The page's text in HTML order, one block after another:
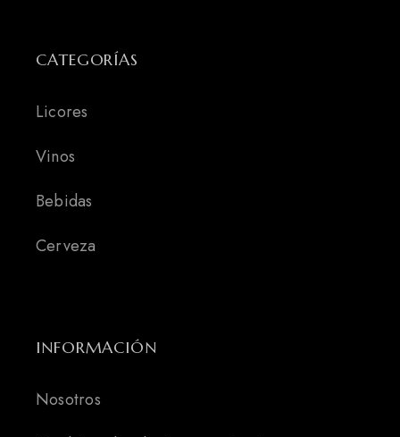
CATEGORÍAS
Licores
Vinos
Bebidas
Cerveza
INFORMACIÓN
Nosotros